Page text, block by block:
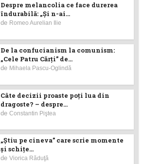
Despre melancolia ce face durerea
îndurabilă: „Și n-ai...
de Romeo Aurelian Ilie
De la confucianism la comunism:
„Cele Patru Cărți” de...
de Mihaela Pascu-Oglindă
Câte decizii proaste poţi lua din
dragoste? – despre...
deConstantin Piştea
„Știu pe cineva” care scrie momente
și schițe...
deViorica Răduţă